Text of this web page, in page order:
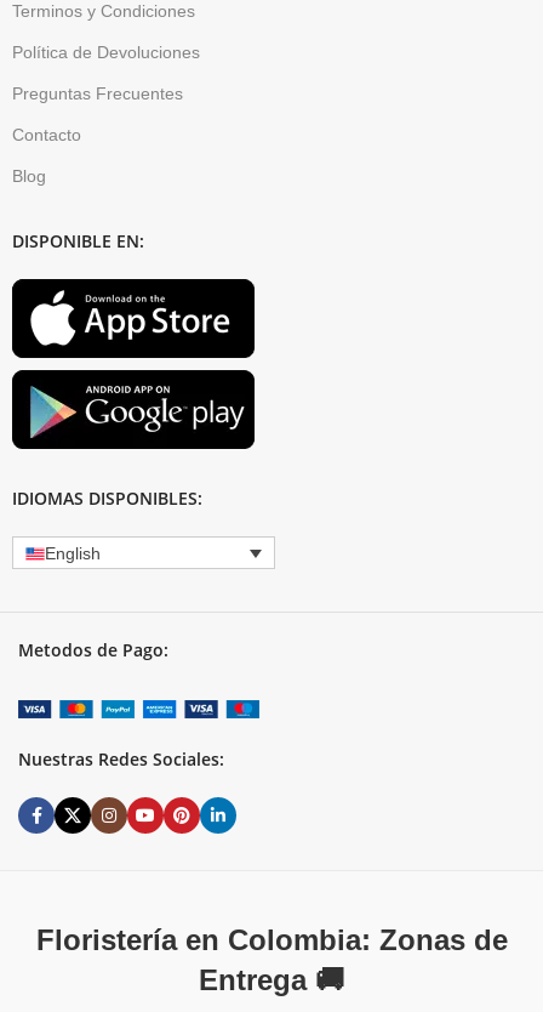
Terminos y Condiciones
Política de Devoluciones
Preguntas Frecuentes
Contacto
Blog
DISPONIBLE EN:
IDIOMAS DISPONIBLES:
English
Metodos de Pago:
Nuestras Redes Sociales:
Floristería en Colombia: Zonas de
Entrega 🚚